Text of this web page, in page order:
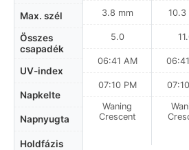
Max. szél
Összes
csapadék
UV-index
Napkelte
Napnyugta
Holdfázis
3.8 mm
5.0
06:41 AM
07:10 PM
Waning
Crescent
10.3